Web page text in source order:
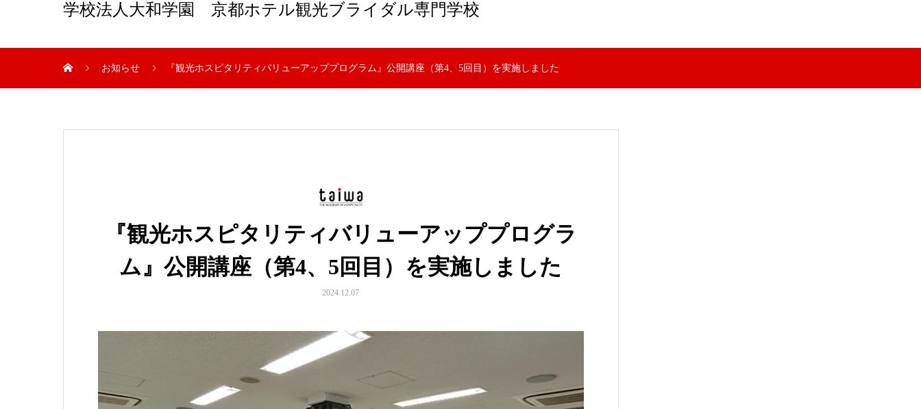
学校法人大和学園 京都ホテル観光ブライダル専門学校
お知らせ 『観光ホスピタリティバリューアッププログラム』公開講座（第4、5回目）を実施しました
『観光ホスピタリティバリューアッププログラ
ム』公開講座（第4、5回目）を実施しました
2024.12.07